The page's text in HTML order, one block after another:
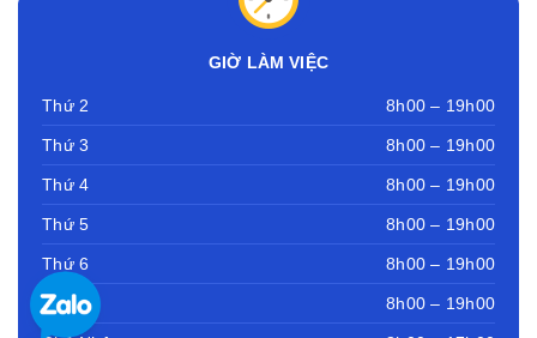
GIỜ LÀM VIỆC
Thứ 2 8h00 – 19h00
Thứ 3 8h00 – 19h00
Thứ 4 8h00 – 19h00
Thứ 5 8h00 – 19h00
Thứ 6 8h00 – 19h00
Thứ 7 8h00 – 19h00